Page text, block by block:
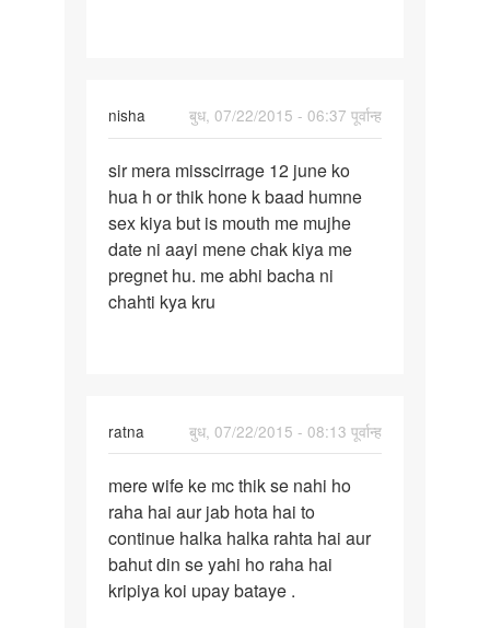
nisha
बुध, 07/22/2015 - 06:37 पूर्वान्ह
sir
mera
misscirrage
12
june
sir mera misscirrage 12 june ko
hua h or thik hone k baad humne
sex kiya but is mouth me mujhe
date ni aayi mene chak kiya me
pregnet hu. me abhi bacha ni
chahti kya kru
ratna
बुध, 07/22/2015 - 08:13 पूर्वान्ह
mere
wife
ke
mc
thik
mere wife ke mc thik se nahi ho
raha hai aur jab hota hai to
continue halka halka rahta hai aur
bahut din se yahi ho raha hai
kripiya koi upay bataye .